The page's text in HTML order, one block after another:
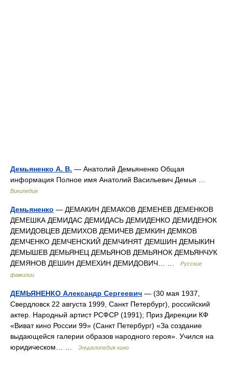
Демьяненко А. В. — Анатолий Демьяненко Общая
информация Полное имя Анатолий Васильевич Демья …
Википедия
Демьяненко — ДЕМАКИН ДЕМАКОВ ДЕМЕНЕВ ДЕМЕНКОВ
ДЕМЕШКА ДЕМИДАС ДЕМИДАСЬ ДЕМИДЕНКО ДЕМИДЕНОК
ДЕМИДОВЦЕВ ДЕМИХОВ ДЕМИЧЕВ ДЕМКИН ДЕМКОВ
ДЕМЧЕНКО ДЕМЧЕНСКИЙ ДЕМЧИНЯТ ДЕМШИН ДЕМЫКИН
ДЕМЫШЕВ ДЕМЬЯНЕЦ ДЕМЬЯНОВ ДЕМЬЯНОК ДЕМЬЯНЧУК
ДЕМЯНОВ ДЕШИН ДЕМЕХИН ДЕМИДОВИЧ… …
Русские
фамилии
ДЕМЬЯНЕНКО Александр Сергеевич — (30 мая 1937,
Свердловск 22 августа 1999, Санкт Петербург), российский
актер. Народный артист РСФСР (1991); Приз Дирекции КФ
«Виват кино России 99» (Санкт Петербург) «За создание
выдающейся галерии образов народного героя». Учился на
юридическом… …
Энциклопедия кино